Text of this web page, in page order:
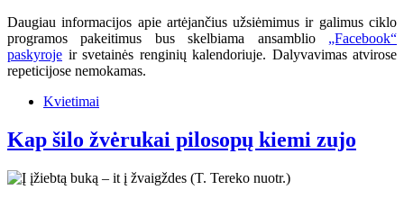
Daugiau informacijos apie artėjančius užsiėmimus ir galimus ciklo
programos pakeitimus bus skelbiama ansamblio „Facebook“
paskyroje ir svetainės renginių kalendoriuje. Dalyvavimas atvirose
repeticijose nemokamas.
Kvietimai
Kap šilo žvėrukai pilosopų kiemi zujo